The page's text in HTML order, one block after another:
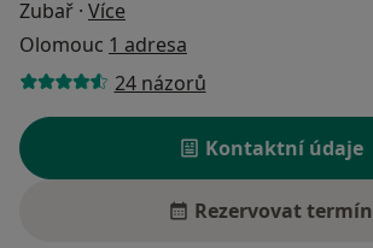
Zubař · Více
Olomouc 1 adresa
24 názorů
Kontaktní údaje
Rezervovat termín